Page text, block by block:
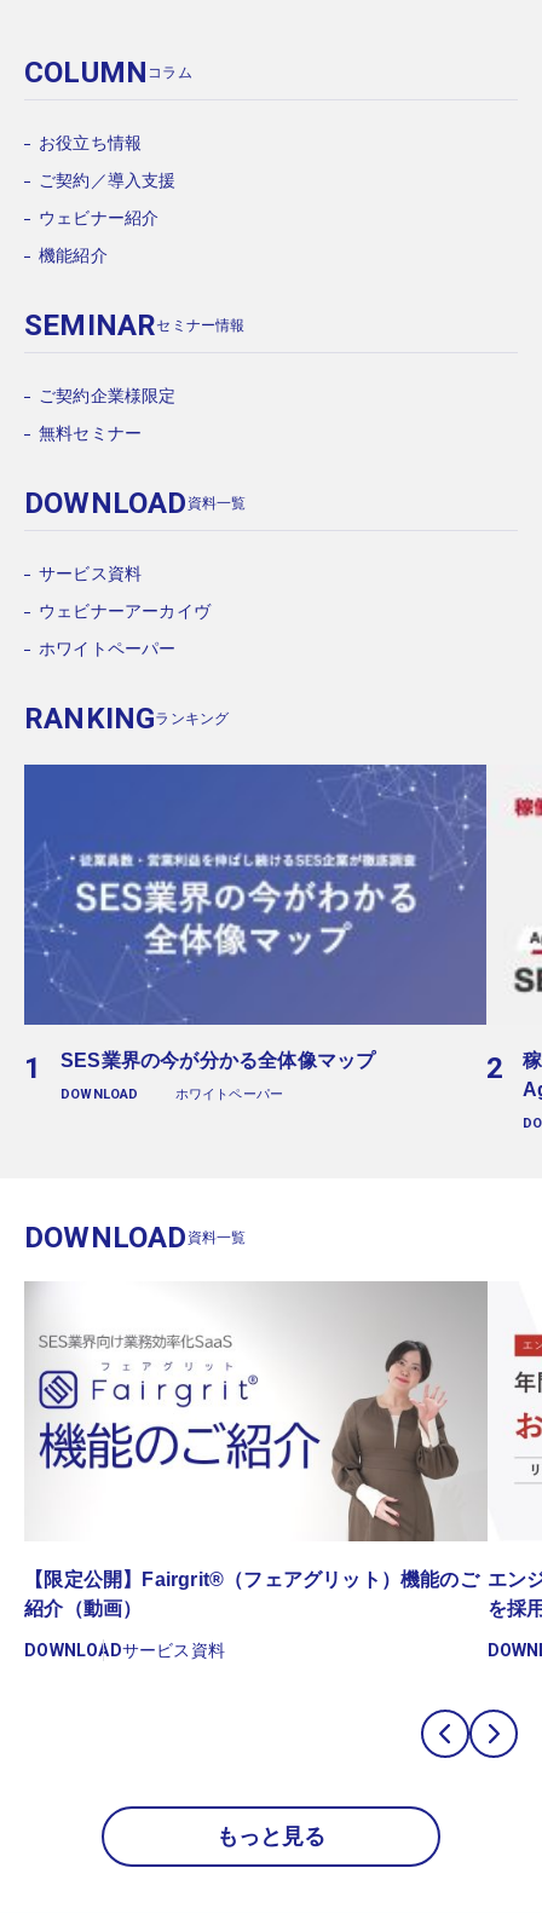
COLUMN コラム
お役立ち情報
ご契約／導入支援
ウェビナー紹介
機能紹介
SEMINARセミナー情報
ご契約企業様限定
無料セミナー
DOWNLOAD 資料一覧
サービス資料
ウェビナーアーカイヴ
ホワイトペーパー
RANKINGランキング
SES業界の今が分かる全体像マップ
DOWNLOAD ホワイトペーパー
DOWNLOAD 資料一覧
【限定公開】Fairgrit®（フェアグリット）機能のご
紹介（動画）
DOWNLOADサービス資料
エン
を採
もっと見る